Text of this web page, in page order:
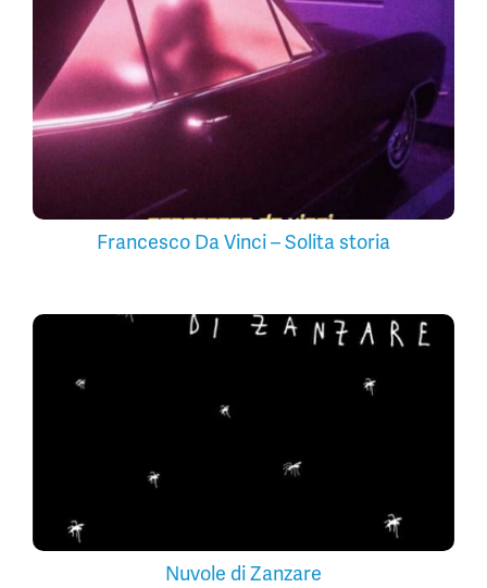
Francesco Da Vinci – Solita storia
Nuvole di Zanzare